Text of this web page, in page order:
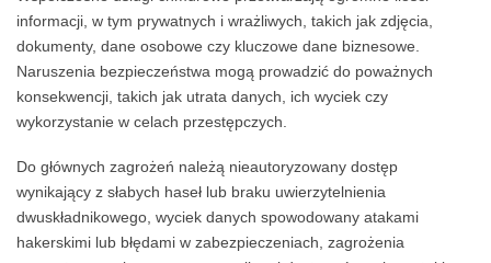
informacji, w tym prywatnych i wrażliwych, takich jak zdjęcia,
dokumenty, dane osobowe czy kluczowe dane biznesowe.
Naruszenia bezpieczeństwa mogą prowadzić do poważnych
konsekwencji, takich jak utrata danych, ich wyciek czy
wykorzystanie w celach przestępczych.
Do głównych zagrożeń należą nieautoryzowany dostęp
wynikający z słabych haseł lub braku uwierzytelnienia
dwuskładnikowego, wyciek danych spowodowany atakami
hakerskimi lub błędami w zabezpieczeniach, zagrożenia